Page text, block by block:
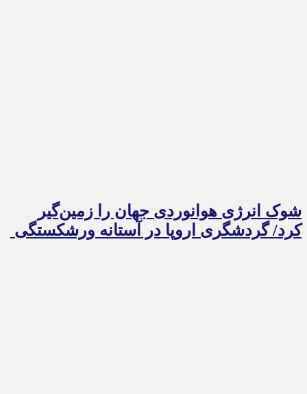
شوک انرژی هوانوردی جهان را زمین‌گیر
کرد/ گردشگری اروپا در آستانه ورشکستگی